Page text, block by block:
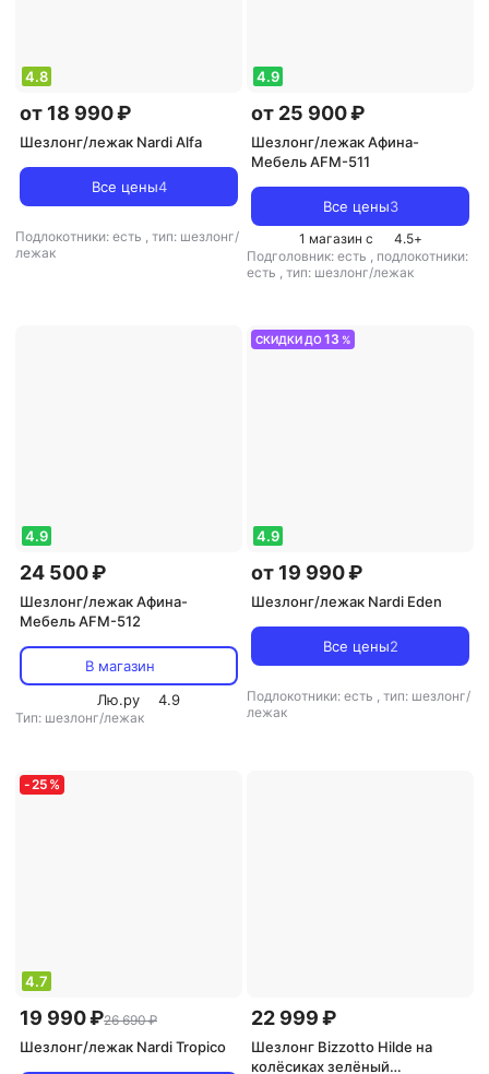
4.8
от 18 990 ₽
Шезлонг/лежак Nardi Alfa
Все цены4
Подлокотники: есть , тип: шезлонг/
лежак
4.9
от 25 900 ₽
Шезлонг/лежак Афина-
Мебель AFM-511
Все цены3
1 магазин с 4.5+
Подголовник: есть , подлокотники:
есть , тип: шезлонг/лежак
4.9
24 500 ₽
Шезлонг/лежак Афина-
Мебель AFM-512
В магазин
Лю.ру
4.9
Тип: шезлонг/лежак
СКИДКИ ДО13 %
4.9
от 19 990 ₽
Шезлонг/лежак Nardi Eden
Все цены2
Подлокотники: есть , тип: шезлонг/
лежак
-25 %
4.7
19 990 ₽26 690 ₽
Шезлонг/лежак Nardi Tropico
22 999 ₽
Шезлонг Bizzotto Hilde на
колёсиках зелёный